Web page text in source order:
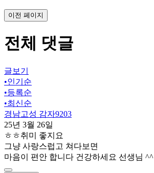
이전 페이지
전체 댓글
글보기
•인기순
•등록순
•최신순
경남고성 감자9203
25년 3월 26일
ㅎㅎ취미 좋지요
그냥 사랑스럽고 쳐다보면
마음이 편안 합니다 건강하세요 선생님 ^^